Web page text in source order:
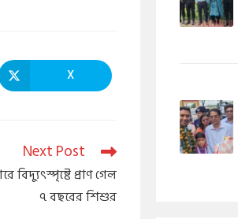
X
Next Post
বিদ্যুৎস্পৃষ্টে প্রাণ গেল
৭ বছরের শিশুর